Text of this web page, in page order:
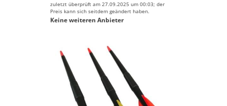
zuletzt überprüft am 27.09.2025 um 00:03; der
Preis kann sich seitdem geändert haben.
Keine weiteren Anbieter